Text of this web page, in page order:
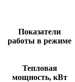
Показатели
работы в режиме
Тепловая
мощность, кВт